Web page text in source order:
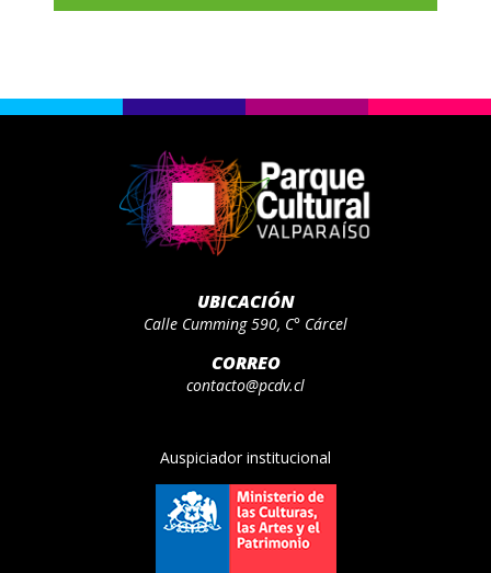
UBICACIÓN
Calle Cumming 590, C° Cárcel
CORREO
contacto@pcdv.cl
Auspiciador institucional